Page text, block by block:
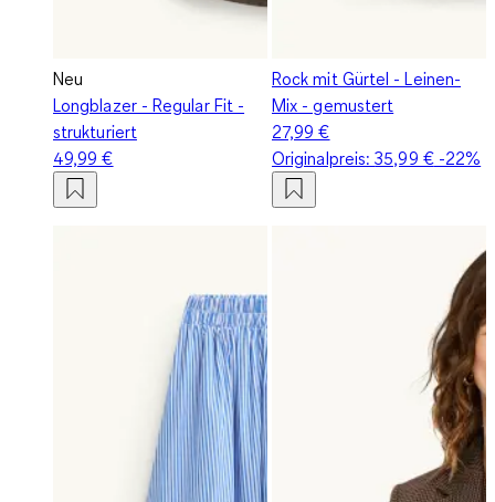
Neu
Longblazer - Regular Fit -
strukturiert
49,99 €
Rock mit Gürtel - Leinen-
Mix - gemustert
27,99 €
Originalpreis:35,99 €-22%